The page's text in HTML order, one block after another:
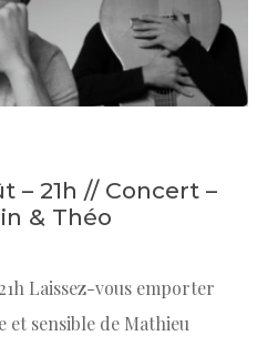
– 21h // Concert –
& Théo
Laissez-vous emporter
et sensible de Mathieu